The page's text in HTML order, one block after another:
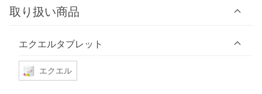
取り扱い商品
エクエルタブレット
エクエル